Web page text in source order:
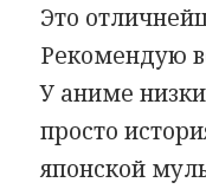
Это
Рекомендую
У аниме
просто
японской